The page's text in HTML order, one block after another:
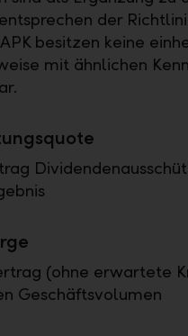
der
besitzen keine
mit ähnlichen
(ohne erwartete
Geschäftsvolumen